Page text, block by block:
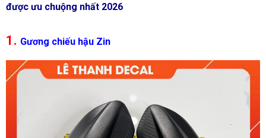
được ưu chuộng nhất 2026
1. Gương chiếu hậu Zin